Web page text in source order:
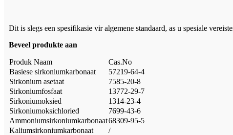
Dit is slegs een spesifikasie vir algemene standaard, as u spesiale
Beveel produkte aan
Produk Naam
Cas.No
Basiese sirkoniumkarbonaat
57219-64-4
Sirkonium asetaat
7585-20-8
Sirkoniumfosfaat
13772-29-7
Sirkoniumoksied
1314-23-4
Sirkoniumoksichloried
7699-43-6
Ammoniumsirkoniumkarbonaat68309-95-5
Kaliumsirkoniumkarbonaat
/